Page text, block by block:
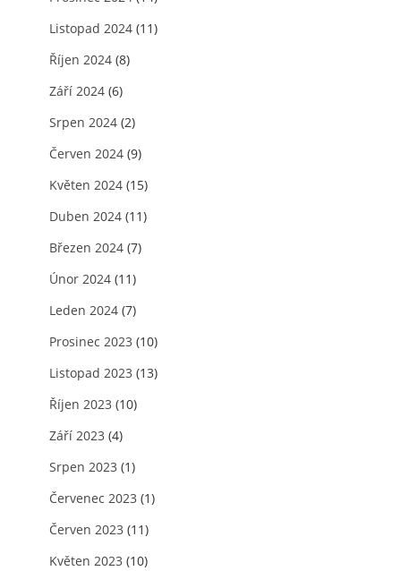
Listopad 2024 (11)
Říjen 2024 (8)
Září 2024 (6)
Srpen 2024 (2)
Červen 2024 (9)
Květen 2024 (15)
Duben 2024 (11)
Březen 2024 (7)
Únor 2024 (11)
Leden 2024 (7)
Prosinec 2023 (10)
Listopad 2023 (13)
Říjen 2023 (10)
Září 2023 (4)
Srpen 2023 (1)
Červenec 2023 (1)
Červen 2023 (11)
Květen 2023 (10)